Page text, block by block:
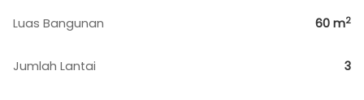
Luas Bangunan 60 m2
Jumlah Lantai 3